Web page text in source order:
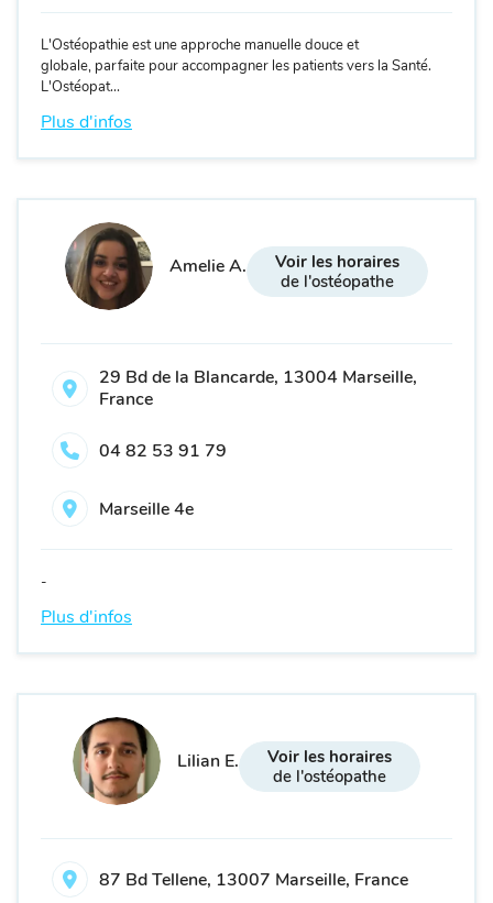
L'Ostéopathie est une approche manuelle douce et
globale, parfaite pour accompagner les patients vers la Santé.
L'Ostéopat...
Plus d'infos
Amelie A.
Voir les horaires
de l'ostéopathe
29 Bd de la Blancarde, 13004 Marseille,
France
04 82 53 91 79
Marseille 4e
-
Plus d'infos
Lilian E.
Voir les horaires
de l'ostéopathe
87 Bd Tellene, 13007 Marseille, France